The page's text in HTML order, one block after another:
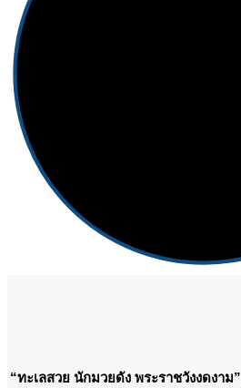
“ทะเลสวย นักมวยดัง พระราชวังงดงาม”